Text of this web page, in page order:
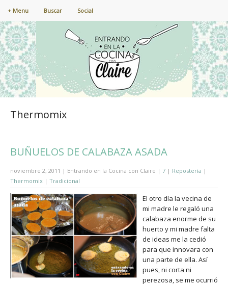
+ Menu Buscar Social
Thermomix
BUÑUELOS DE CALABAZA ASADA
noviembre 2, 2011 | Entrando en la Cocina con Claire | 7 | Repostería |
Thermomix | Tradicional
El otro día la vecina de
mi madre le regaló una
calabaza enorme de su
huerto y mi madre falta
de ideas me la cedió
para que innovara con
una parte de ella. Así
pues, ni corta ni
perezosa, se me ocurrió